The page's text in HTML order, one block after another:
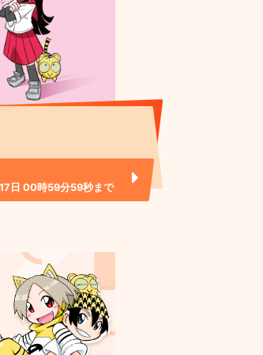
日 00時59分59秒まで